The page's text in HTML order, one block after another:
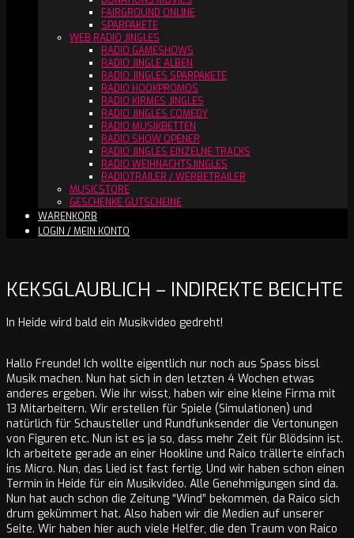
FAIRGROUND ONLINE
SPARPAKETE
WEB RADIO JINGLES
RADIO GAMESHOWS
RADIO JINGLE ALBEN
RADIO JINGLES SPARPAKETE
RADIO HOOKPROMOS
RADIO KIRMES JINGLES
RADIO JINGLES COMEDY
RADIO MUSIKBETTEN
RADIO SHOW OPENER
RADIO JINGLES EINZELNE TRACKS
RADIO WEIHNACHTSJINGLES
RADIOTRAILER / WERBETRAILER
MUSICSTORE
GESCHENKE GUTSCHEINE
WARENKORB
LOGIN / MEIN KONTO
KEKSGLAUBLICH – INDIREKTE BEICHTE
In Heide wird bald ein Musikvideo gedreht!
Hallo Freunde! Ich wollte eigentlich nur noch aus Spass bissl
Musik machen. Nun hat sich in den letzten 4 Wochen etwas
anderes ergeben. Wie ihr wisst, haben wir eine kleine Firma mit
13 Mitarbeitern. Wir erstellen für Spiele (Simulationen) und
natürlich für Schausteller und Rundfunksender die Vertonungen
von Figuren etc. Nun ist es ja so, dass mehr Zeit für Blödsinn ist.
Ich arbeitete gerade an einer Hookline und Raico trällerte einfach
ins Micro. Nun, das Lied ist fast fertig. Und wir haben schon einen
Termin in Heide für ein Musikvideo. Alle Genehmigungen sind da.
Nun hat auch schon die Zeitung “Wind” bekommen, da Raico sich
drum gekümmert hat. Also haben wir die Medien auf unserer
Seite. Wir haben hier auch viele Helfer, die den Traum von Raico